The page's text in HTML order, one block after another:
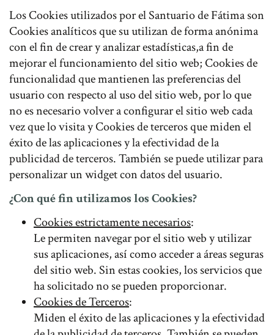
Los Cookies utilizados por el Santuario de Fátima son
Cookies analíticos que su utilizan de forma anónima
con el fin de crear y analizar estadísticas,a fin de
mejorar el funcionamiento del sitio web; Cookies de
funcionalidad que mantienen las preferencias del
usuario con respecto al uso del sitio web, por lo que
no es necesario volver a configurar el sitio web cada
vez que lo visita y Cookies de terceros que miden el
éxito de las aplicaciones y la efectividad de la
publicidad de terceros. También se puede utilizar para
personalizar un widget con datos del usuario.
¿Con qué fin utilizamos los Cookies?
Cookies estrictamente necesarios:
Le permiten navegar por el sitio web y utilizar
sus aplicaciones, así como acceder a áreas seguras
del sitio web. Sin estas cookies, los servicios que
ha solicitado no se pueden proporcionar.
Cookies de Terceros:
Miden el éxito de las aplicaciones y la efectividad